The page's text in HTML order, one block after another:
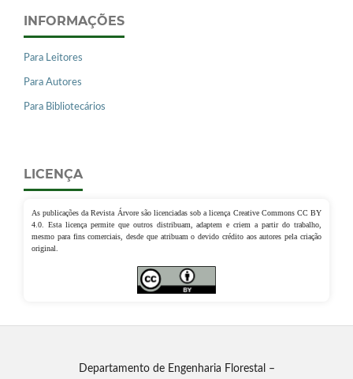
INFORMAÇÕES
Para Leitores
Para Autores
Para Bibliotecários
LICENÇA
As publicações da Revista Árvore são licenciadas sob a licença Creative Commons CC BY
4.0. Esta licença permite que outros distribuam, adaptem e criem a partir do trabalho,
mesmo para fins comerciais, desde que atribuam o devido crédito aos autores pela criação
original.
Departamento de Engenharia Florestal –